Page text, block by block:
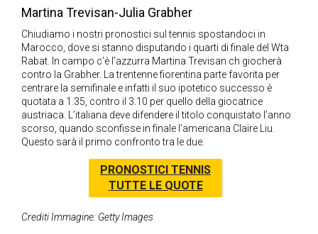
Martina Trevisan-Julia Grabher
Chiudiamo i nostri pronostici sul tennis spostandoci in
Marocco, dove si stanno disputando i quarti di finale del Wta
Rabat. In campo c’è l’azzurra Martina Trevisan ch giocherà
contro la Grabher. La trentenne fiorentina parte favorita per
centrare la semifinale e infatti il suo ipotetico successo è
quotata a 1.35, contro il 3.10 per quello della giocatrice
austriaca. L’italiana deve difendere il titolo conquistato l’anno
scorso, quando sconfisse in finale l’americana Claire Liu.
Questo sarà il primo confronto tra le due.
PRONOSTICI TENNIS
TUTTE LE QUOTE
Crediti Immagine: Getty Images